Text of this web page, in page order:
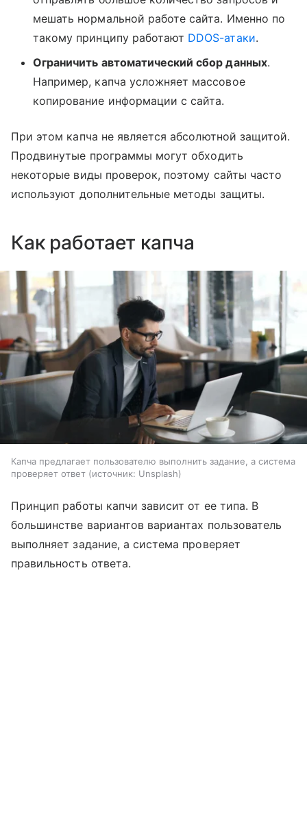
мешать нормальной работе сайта. Именно по
такому принципу работают DDOS-атаки.
Ограничить автоматический сбор данных.
Например, капча усложняет массовое
копирование информации с сайта.
При этом капча не является абсолютной защитой.
Продвинутые программы могут обходить
некоторые виды проверок, поэтому сайты часто
используют дополнительные методы защиты.
Как работает капча
Капча предлагает пользователю выполнить задание, а система
проверяет ответ
источник: Unsplash
Принцип работы капчи зависит от ее типа. В
большинстве вариантов вариантах пользователь
выполняет задание, а система проверяет
правильность ответа.